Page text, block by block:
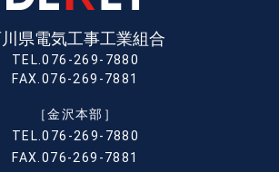
県電気工事工業組合
TEL.076-269-7880
FAX.076-269-7881
［金沢本部］
TEL.076-269-7880
FAX.076-269-7881